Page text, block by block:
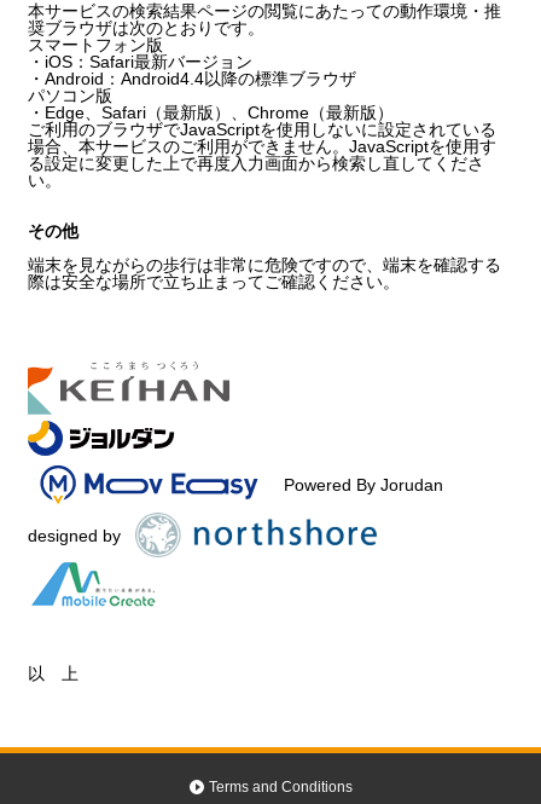
本サービスの検索結果ページの閲覧にあたっての動作環境・推
奨ブラウザは次のとおりです。
スマートフォン版
・iOS：Safari最新バージョン
・Android：Android4.4以降の標準ブラウザ
パソコン版
・Edge、Safari（最新版）、Chrome（最新版）
ご利用のブラウザでJavaScriptを使用しないに設定されている
場合、本サービスのご利用ができません。JavaScriptを使用す
る設定に変更した上で再度入力画面から検索し直してくださ
い。
その他
端末を見ながらの歩行は非常に危険ですので、端末を確認する
際は安全な場所で立ち止まってご確認ください。
Powered By Jorudan
designed by
以 上
Terms and Conditions